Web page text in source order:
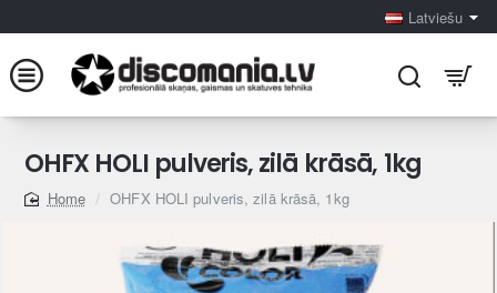
Latviešu
OHFX HOLI pulveris, zilā krāsā, 1kg
home
OHFX HOLI pulveris, zilā krāsā, 1kg